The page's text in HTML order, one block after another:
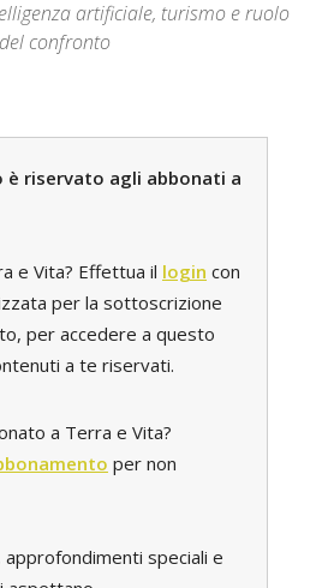
artificiale, turismo e ruolo
confronto
riservato agli abbonati a
e Vita? Effettua il login con
per la sottoscrizione
per accedere a questo
a te riservati.
a Terra e Vita?
per non
speciali e